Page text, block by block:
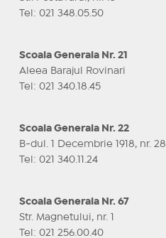
Tel: 021 348.05.50
Scoala Generala Nr. 21
Aleea Barajul Rovinari
Tel: 021 340.18.45
Scoala Generala Nr. 22
B-dul. 1 Decembrie 1918, nr. 28
Tel: 021 340.11.24
Scoala Generala Nr. 67
Str. Magnetului, nr. 1
Tel: 021 256.00.40